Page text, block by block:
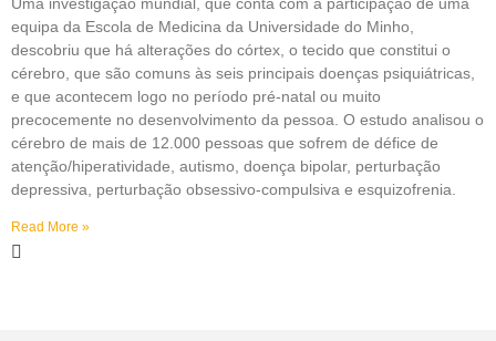
equipa da Escola de Medicina da Universidade do Minho,
descobriu que há alterações do córtex, o tecido que constitui o
cérebro, que são comuns às seis principais doenças psiquiátricas,
e que acontecem logo no período pré-natal ou muito
precocemente no desenvolvimento da pessoa. O estudo analisou o
cérebro de mais de 12.000 pessoas que sofrem de défice de
atenção/hiperatividade, autismo, doença bipolar, perturbação
depressiva, perturbação obsessivo-compulsiva e esquizofrenia.
Read More »